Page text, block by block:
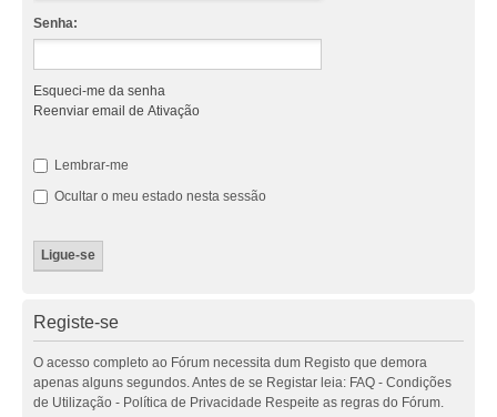
Senha:
Esqueci-me da senha
Reenviar email de Ativação
Lembrar-me
Ocultar o meu estado nesta sessão
Registe-se
O acesso completo ao Fórum necessita dum Registo que demora
apenas alguns segundos. Antes de se Registar leia: FAQ - Condições
de Utilização - Política de Privacidade Respeite as regras do Fórum.